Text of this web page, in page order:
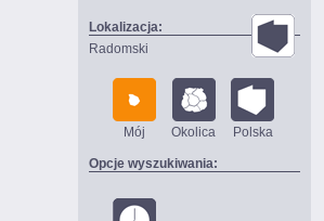
Lokalizacja:
Radomski
Mój Okolica Polska
Opcje wyszukiwania: